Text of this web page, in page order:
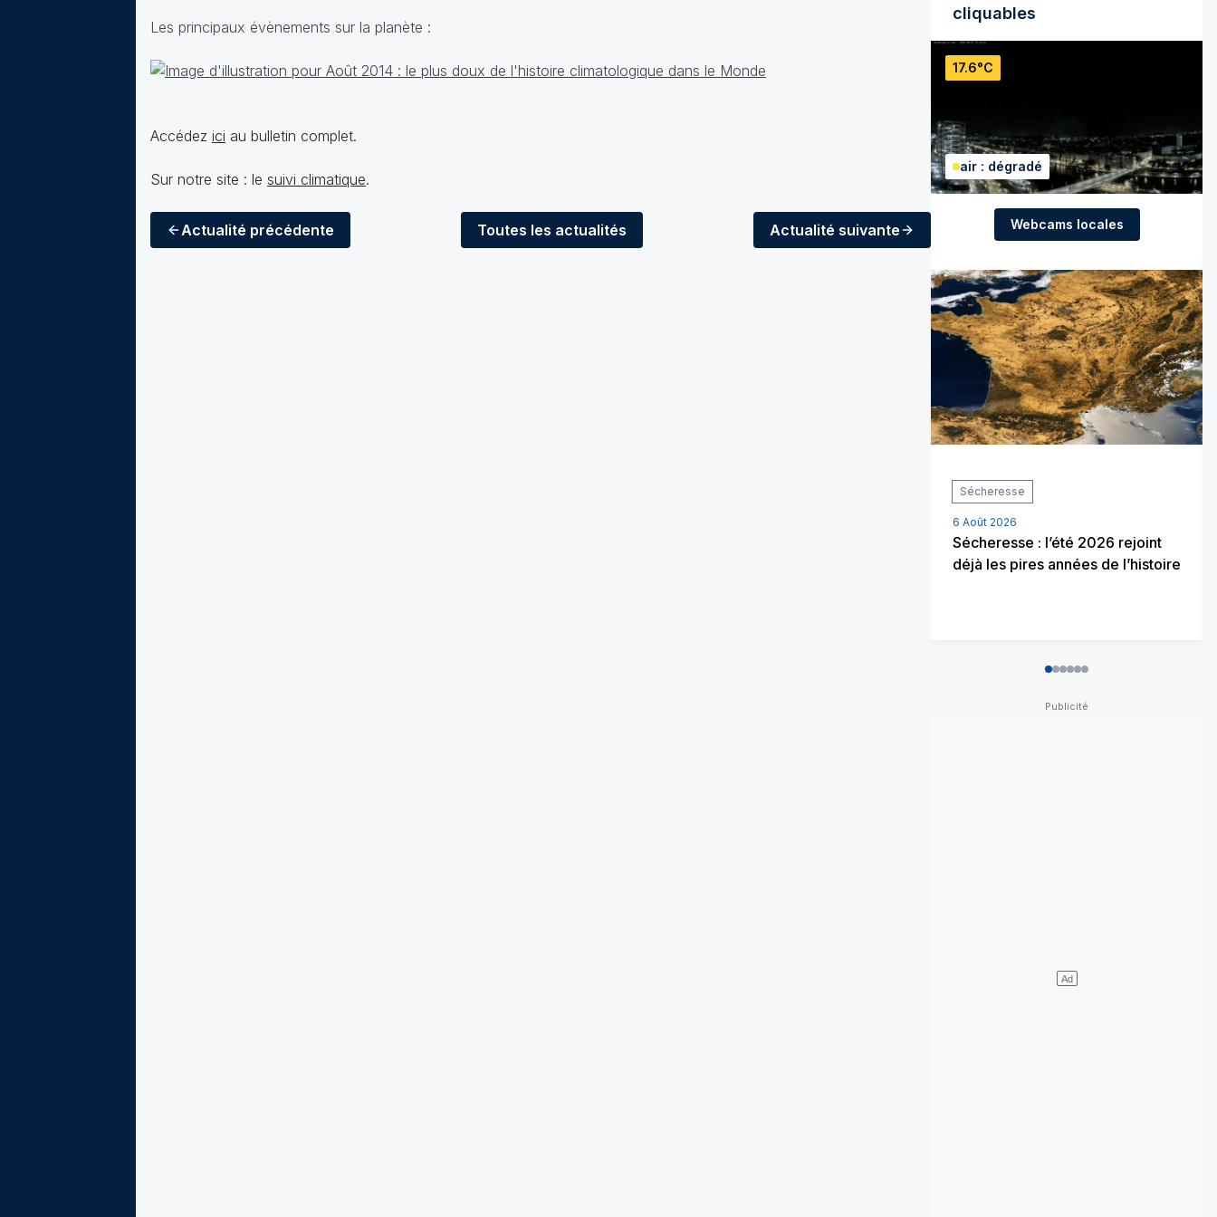
Les principaux évènements sur la planète :
Accédez ici au bulletin complet.
Sur notre site : le suivi climatique.
Actualité précédente Toutes les actualités Actualité suivante
cliquables
17.6°C
air : dégradé
Webcams locales
Sécheresse
6 Août 2026
Sécheresse : l’été 2026 rejoint
déjà les pires années de l’histoire
012345